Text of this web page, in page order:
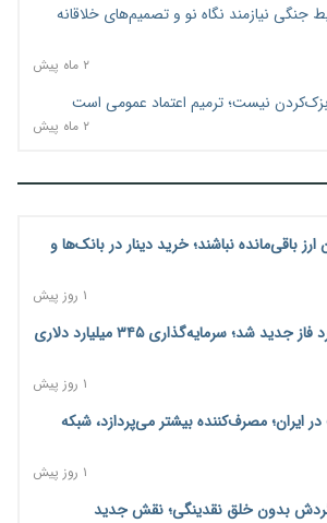
جنگی نیازمند نگاه نو و تصمیم‌های خلاقانه
۲ ماه پیش
نیست؛ ترمیم اعتماد عمومی است
۲ ماه پیش
ارز باقی‌مانده نباشند؛ خرید دینار در بانک‌ها و
۱ روز پیش
جنگ کریدورها وارد فاز جدید شد؛ سرمایه‌گذاری ۳۴۵ میلیارد دلاری
۱ روز پیش
ایران؛ مصرف‌کننده بیشتر می‌پردازد، شبکه
۱ روز پیش
گردش بدون خلق نقدینگی؛ نقش جدید